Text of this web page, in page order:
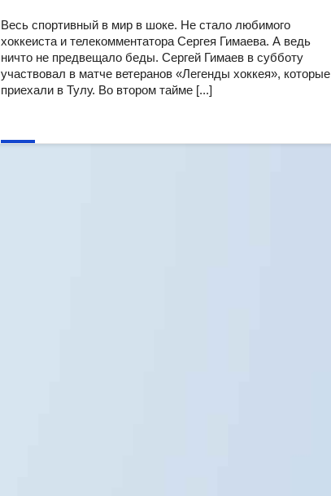
Весь спортивный в мир в шоке. Не стало любимого
хоккеиста и телекомментатора Сергея Гимаева. А ведь
ничто не предвещало беды. Сергей Гимаев в субботу
участвовал в матче ветеранов «Легенды хоккея», которые
приехали в Тулу. Во втором тайме [...]